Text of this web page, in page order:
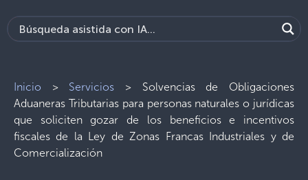
Inicio > Servicios > Solvencias de Obligaciones
Aduaneras Tributarias para personas naturales o jurídicas
que soliciten gozar de los beneficios e incentivos
fiscales de la Ley de Zonas Francas Industriales y de
Comercialización